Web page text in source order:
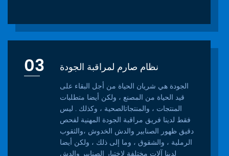
03 نظام صارم لمراقبة الجودة
الجودة هي شريان الحياة من أجل البقاء على
قيد الحياة من المصنع ، ولكن أيضا متطلبات
المنتجات ، والمنتجاتالصحية ، وكذلك . ليس
فقط لدينا فريق مراقبة الجودة المهنية لفحص
دقيق ظهور الصنابير والدش الخدوش ،والثقوب
الرملية ، والشقوق ، وما إلى ذلك ، ولكن أيضا
لدينا آلات مختلفة لاختبار الصنابير والدش